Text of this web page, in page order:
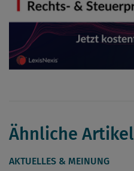
Ähnliche Artikel
AKTUELLES & MEINUNG